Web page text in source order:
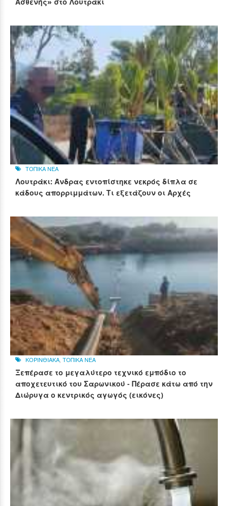
ΤΟΠΙΚΑ ΝΕΑ
Λουτράκι: Άνδρας εντοπίστηκε νεκρός δίπλα σε
κάδους απορριμμάτων. Τι εξετάζουν οι Αρχές
ΚΟΡΙΝΘΙΑΚΑ ΤΟΠΙΚΑ ΝΕΑ
Ξεπέρασε το μεγαλύτερο τεχνικό εμπόδιο το
αποχετευτικό του Σαρωνικού - Πέρασε κάτω από την
Διώρυγα ο κεντρικός αγωγός (εικόνες)